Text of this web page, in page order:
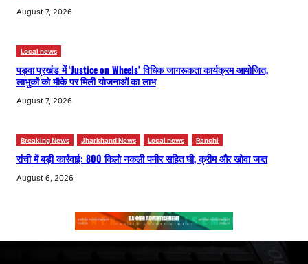
August 7, 2026
Local news
पड़वा प्रखंड में ‘Justice on Wheels’ विधिक जागरूकता कार्यक्रम आयोजित,
लाभुकों को मौके पर मिली योजनाओं का लाभ
August 7, 2026
Breaking News Jharkhand News Local news Ranchi
रांची में बड़ी कार्रवाई: 800 किलो नकली पनीर सहित घी, क्रीम और खोवा जब्त
August 6, 2026